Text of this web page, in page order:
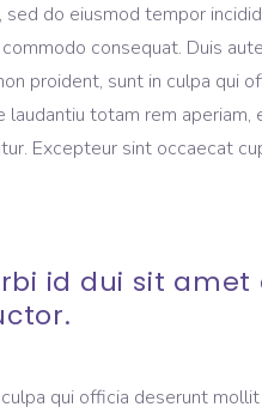
do eiusmod tempor
consequat. Duis
proident, sunt in culpa qui
totam rem
Excepteur sint occaecat
id dui sit
qui officia deserunt